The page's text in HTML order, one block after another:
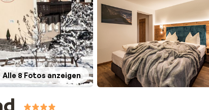
Alle 8 Fotos anzeigen